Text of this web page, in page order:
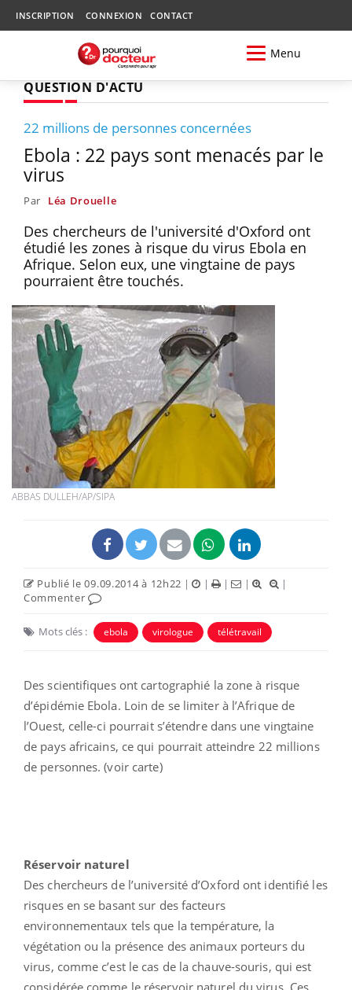
INSCRIPTION CONNEXION CONTACT
Menu
QUESTION D'ACTU
22 millions de personnes concernées
Ebola : 22 pays sont menacés par le
virus
Par Léa Drouelle
Des chercheurs de l'université d'Oxford ont
étudié les zones à risque du virus Ebola en
Afrique. Selon eux, une vingtaine de pays
pourraient être touchés.
ABBAS DULLEH/AP/SIPA
Publié le 09.09.2014 à 12h22 | | | |
|
Commenter
Mots clés : ebola virologue télétravail
Des scientifiques ont cartographié la zone à risque
d’épidémie Ebola. Loin de se limiter à l’Afrique de
l’Ouest, celle-ci pourrait s’étendre dans une vingtaine
de pays africains, ce qui pourrait atteindre 22 millions
de personnes. (voir carte)
Réservoir naturel
Des chercheurs de l’université d’Oxford ont identifié les
risques en se basant sur des facteurs
environnementaux tels que la température, la
végétation ou la présence des animaux porteurs du
virus, comme c’est le cas de la chauve-souris, qui est
considérée comme le réservoir naturel du virus. Ces